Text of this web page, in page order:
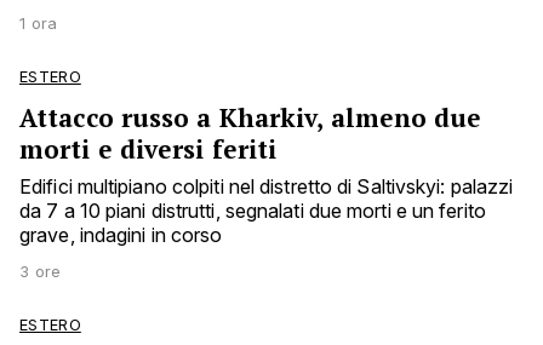
1 ora
ESTERO
Attacco russo a Kharkiv, almeno due
morti e diversi feriti
Edifici multipiano colpiti nel distretto di Saltivskyi: palazzi
da 7 a 10 piani distrutti, segnalati due morti e un ferito
grave, indagini in corso
3 ore
ESTERO